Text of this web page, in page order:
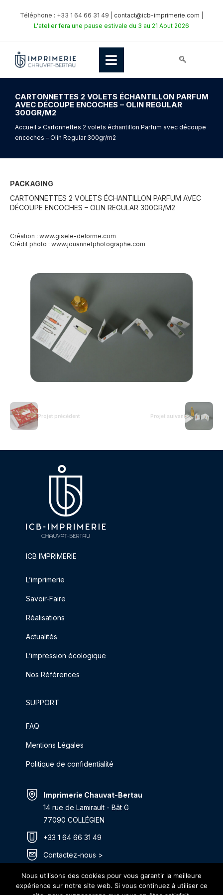
Téléphone : +33 1 64 66 31 49 | contact@icb-imprimerie.com
L'atelier fera une pause estivale du 3 au 21 Aout 2026
CARTONNETTES 2 VOLETS ÉCHANTILLON PARFUM
AVEC DÉCOUPE ENCOCHES – OLIN REGULAR
300GR/M2
Accueil » Cartonnettes 2 volets échantillon Parfum avec découpe
encoches – Olin Regular 300gr/m2
PACKAGING
CARTONNETTES 2 VOLETS ÉCHANTILLON PARFUM AVEC
DÉCOUPE ENCOCHES – OLIN REGULAR 300GR/M2
Création : www.gisele-delorme.com
Crédit photo : www.jouannetphotographe.com
Projet précédent Projet suivant
ICB IMPRIMERIE
L’imprimerie
Savoir-Faire
Réalisations
Actualités
L’impression écologique
Nos Références
SUPPORT
FAQ
Mentions Légales
Politique de confidentialité
Imprimerie Chauvat-Bertau
14 rue de Lamirault - Bât G
77090 COLLÉGIEN
+33 1 64 66 31 49
Contactez-nous >
Itinéraire >
Nous utilisons des cookies pour vous garantir la meilleure
expérience sur notre site web. Si vous continuez à utiliser ce